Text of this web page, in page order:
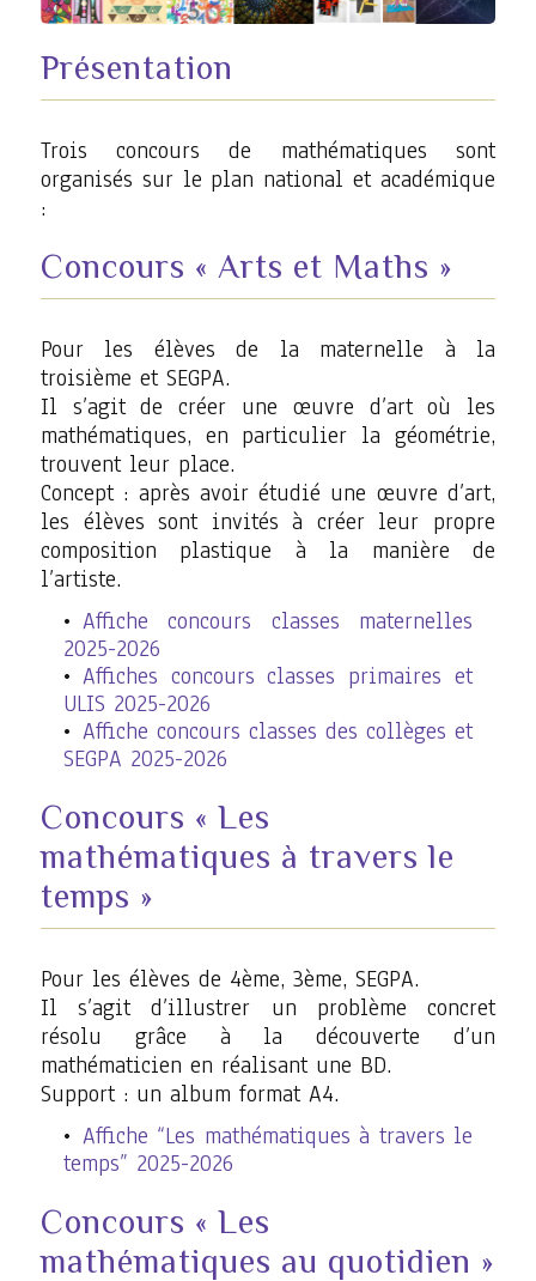
Présentation
Trois concours de mathématiques sont
organisés sur le plan national et académique
:
Concours « Arts et Maths »
Pour les élèves de la maternelle à la
troisième et SEGPA.
Il s’agit de créer une œuvre d’art où les
mathématiques, en particulier la géométrie,
trouvent leur place.
Concept : après avoir étudié une œuvre d’art,
les élèves sont invités à créer leur propre
composition plastique à la manière de
l’artiste.
Affiche concours classes maternelles
2025-2026
Affiches concours classes primaires et
ULIS 2025-2026
Affiche concours classes des collèges et
SEGPA 2025-2026
Concours « Les
mathématiques à travers le
temps »
Pour les élèves de 4ème, 3ème, SEGPA.
Il s’agit d’illustrer un problème concret
résolu grâce à la découverte d’un
mathématicien en réalisant une BD.
Support : un album format A4.
Affiche “Les mathématiques à travers le
temps” 2025-2026
Concours « Les
mathématiques au quotidien »